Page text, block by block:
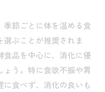
季節ごとに体を温める食
ぶことが推奨されま
品を中心に、消化に優
ょう。特に食欲不振や胃
食べず、消化の良いも